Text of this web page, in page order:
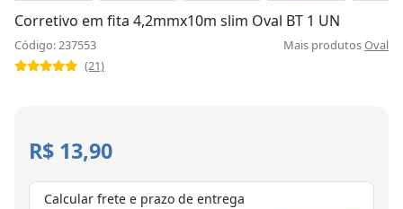
Corretivo em fita 4,2mmx10m slim Oval BT 1 UN
Código: 237553 Mais produtosOval
(21)
R$ 13,90
Calcular frete e prazo de entrega